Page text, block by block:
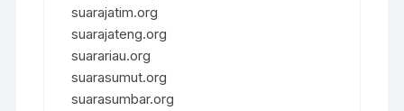
suarajatim.org
suarajateng.org
suarariau.org
suarasumut.org
suarasumbar.org